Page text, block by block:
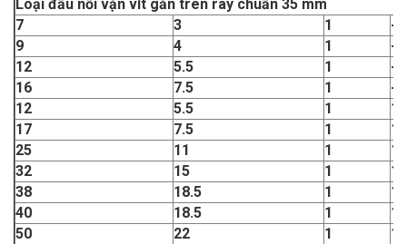
Loại đầu nối vặn vít gắn trên ray chuẩn 35 mm
7
3 1
-
9
4 1
-
12
5.5 1
-
16
7.5 1
-
12
5.5 1
1
17
7.5 1
1
25
11 1
1
32
15 1
1
38
18.5 1
1
40
18.5 1
1
50
22 1
1